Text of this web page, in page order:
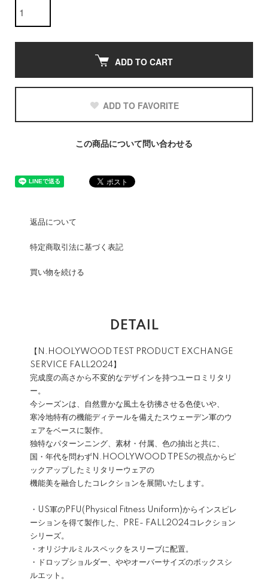
ADD TO CART
ADD TO FAVORITE
この商品について問い合わせる
返品について
特定商取引法に基づく表記
買い物を続ける
DETAIL
【N.HOOLYWOOD TEST PRODUCT EXCHANGE
SERVICE FALL2024】
完成度の高さから不変的なデザインを持つユーロミリタリ
ー。
今シーズンは、自然豊かな風土を彷彿させる色使いや、
寒冷地特有の機能ディテールを備えたスウェーデン軍のウ
ェアをベースに製作。
独特なパターンニング、素材・付属、色の抽出と共に、
国・年代を問わずN.HOOLYWOOD TPESの視点からピ
ックアップしたミリタリーウェアの
機能美を融合したコレクションを展開いたします。
・US軍のPFU(Physical Fitness Uniform)からインスピレ
ーションを得て製作した、PRE- FALL2024コレクション
シリーズ。
・オリジナルミルスペックをスリーブに配置。
・ドロップショルダー、ややオーバーサイズのボックスシ
ルエット。